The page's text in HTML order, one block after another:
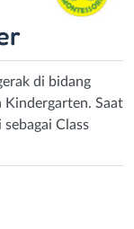
di bidang
Kindergarten. Saat
Class